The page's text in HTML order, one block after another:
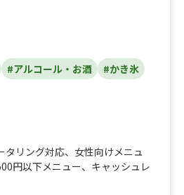
#アルコール・お酒 #かき氷
タリング対応、 女性向けメニュ
円以下メニュー、 キャッシュレ